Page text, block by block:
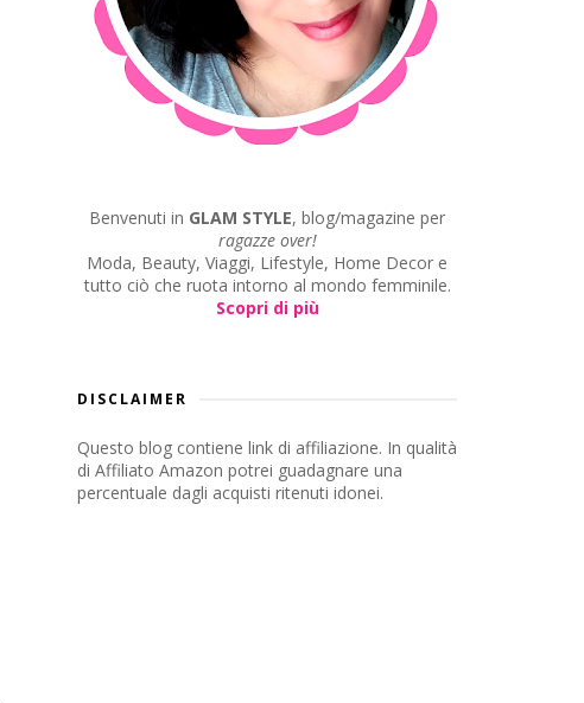
Benvenuti in GLAM STYLE, blog/magazine per
ragazze over!
Moda, Beauty, Viaggi, Lifestyle, Home Decor e
tutto ciò che ruota intorno al mondo femminile.
Scopri di più
DISCLAIMER
Questo blog contiene link di affiliazione. In qualità
di Affiliato Amazon potrei guadagnare una
percentuale dagli acquisti ritenuti idonei.